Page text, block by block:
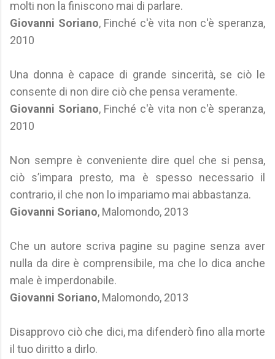
molti non la finiscono mai di parlare.
Giovanni Soriano, Finché c'è vita non c'è speranza,
2010
Una donna è capace di grande sincerità, se ciò le
consente di non dire ciò che pensa veramente.
Giovanni Soriano, Finché c'è vita non c'è speranza,
2010
Non sempre è conveniente dire quel che si pensa,
ciò s’impara presto, ma è spesso necessario il
contrario, il che non lo impariamo mai abbastanza.
Giovanni Soriano, Malomondo, 2013
Che un autore scriva pagine su pagine senza aver
nulla da dire è comprensibile, ma che lo dica anche
male è imperdonabile.
Giovanni Soriano, Malomondo, 2013
Disapprovo ciò che dici, ma difenderò fino alla morte
il tuo diritto a dirlo.